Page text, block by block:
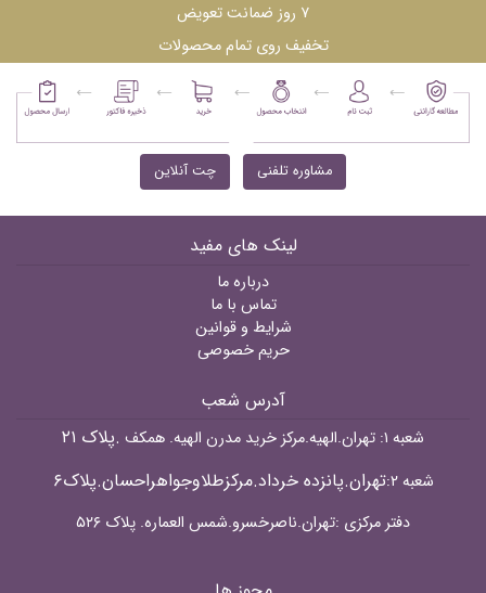
۷ روز ضمانت تعویض
تخفیف روی تمام محصولات
مشاوره تلفنی چت آنلاین
لینک های مفید
درباره ما
تماس با ما
شرایط و قوانین
حریم خصوصی
آدرس شعب
شعبه ۱: تهران.الهیه.مرکز خرید مدرن الهیه. همکف .پلاک ۲۱
شعبه ۲: تهران.پانزده خرداد.مرکزطلاوجواهراحسان.پلاک۶
دفتر مرکزی :تهران.ناصرخسرو.شمس العماره. پلاک ۵۲۶